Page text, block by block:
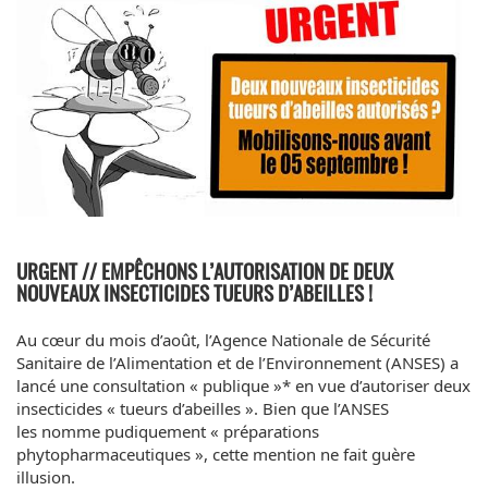
URGENT // EMPÊCHONS L’AUTORISATION DE DEUX
NOUVEAUX INSECTICIDES TUEURS D’ABEILLES !
Au cœur du mois d’août, l’Agence Nationale de Sécurité
Sanitaire de l’Alimentation et de l’Environnement (ANSES) a
lancé une consultation « publique »* en vue d’autoriser deux
insecticides « tueurs d’abeilles ». Bien que l’ANSES
les nomme pudiquement « préparations
phytopharmaceutiques », cette mention ne fait guère
illusion.